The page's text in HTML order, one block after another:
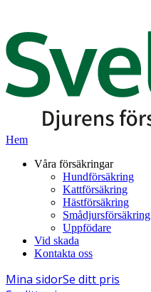
Hem
Våra försäkringar
Hundförsäkring
Kattförsäkring
Hästförsäkring
Smådjursförsäkring
Uppfödare
Vid skada
Kontakta oss
Mina sidorSe ditt pris